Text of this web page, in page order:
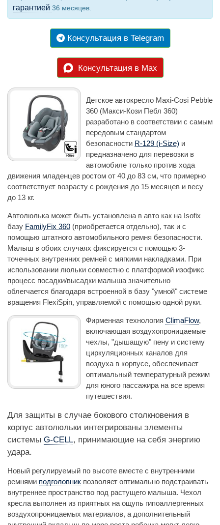
гарантией 36 месяцев.
Консультация в Telegram
Консультация в Max
Детское автокресло Maxi-Cosi Pebble
360 (Макси-Кози Пебл 360)
разработано в соответствии с самым
передовым стандартом
безопасности R-129 (i-Size) и
предназначено для перевозки в
автомобиле только против хода
движения младенцев ростом от 40 до 83 см, что примерно
соответствует возрасту с рождения до 15 месяцев и весу
до 13 кг.
Автолюлька может быть установлена в авто как на Isofix
базу FamilyFix 360 (приобретается отдельно), так и с
помощью штатного автомобильного ремня безопасности.
Малыш в обоих случаях фиксируется с помощью 3-
точечных внутренних ремней с мягкими накладками. При
использовании люльки совместно с платформой изофикс
процесс посадки/высадки малыша значительно
облегчается благодаря встроенной в базу "умной" системе
вращения FlexiSpin, управляемой с помощью одной руки.
Фирменная технология ClimaFlow,
включающая воздухопроницаемые
чехлы, "дышащую" пену и систему
циркуляционных каналов для
воздуха в корпусе, обеспечивает
оптимальный температурный режим
для юного пассажира на все время
путешествия.
Для защиты в случае бокового столкновения в
корпус автолюльки интегрированы элементы
системы G-CELL, принимающие на себя энергию
удара.
Новый регулируемый по высоте вместе с внутренними
ремнями подголовник позволяет оптимально подстраивать
внутреннее пространство под растущего малыша. Чехол
кресла выполнен из приятных на ощупь гипоаллергенных
воздухопроницаемых материалов, а дополнительный